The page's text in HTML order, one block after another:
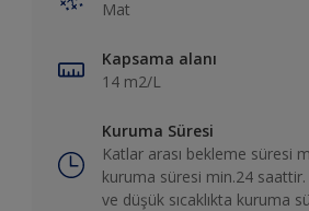
Mat
Kapsama alanı
14 m2/L
Kuruma Süresi
Katlar arası bekleme süresi
kuruma süresi min.24 saattir.
ve düşük sıcaklıkta kuruma